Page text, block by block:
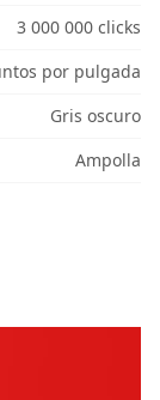
3 000 000 clicks
por pulgada
Gris oscuro
Ampolla